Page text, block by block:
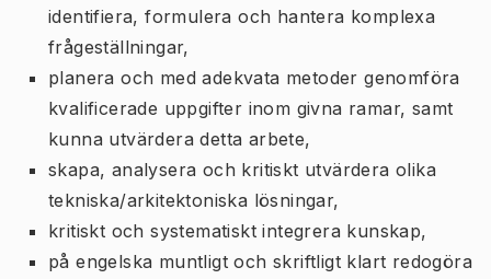
identifiera, formulera och hantera komplexa
frågeställningar,
planera och med adekvata metoder genomföra
kvalificerade uppgifter inom givna ramar, samt
kunna utvärdera detta arbete,
skapa, analysera och kritiskt utvärdera olika
tekniska/arkitektoniska lösningar,
kritiskt och systematiskt integrera kunskap,
på engelska muntligt och skriftligt klart redogöra